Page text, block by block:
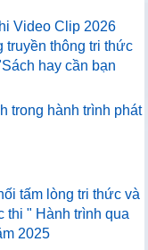
Video Clip 2026
truyền thông tri thức
hay cần bạn
trong hành trình phát
tấm lòng tri thức và
thi " Hành trình qua
2025